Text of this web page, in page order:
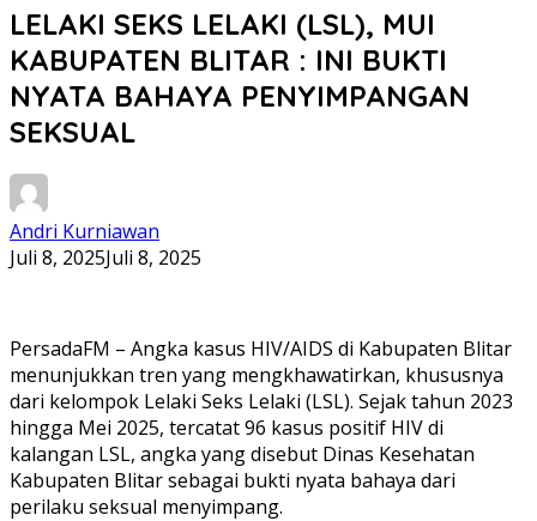
LELAKI SEKS LELAKI (LSL), MUI
KABUPATEN BLITAR : INI BUKTI
NYATA BAHAYA PENYIMPANGAN
SEKSUAL
Andri Kurniawan
Juli 8, 2025Juli 8, 2025
PersadaFM – Angka kasus HIV/AIDS di Kabupaten Blitar
menunjukkan tren yang mengkhawatirkan, khususnya
dari kelompok Lelaki Seks Lelaki (LSL). Sejak tahun 2023
hingga Mei 2025, tercatat 96 kasus positif HIV di
kalangan LSL, angka yang disebut Dinas Kesehatan
Kabupaten Blitar sebagai bukti nyata bahaya dari
perilaku seksual menyimpang.